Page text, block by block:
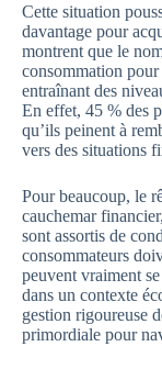
Cette situation
davantage pour
montrent que le
consommation
entraînant des
En effet, 45 % des
qu’ils peinent à
vers des situations
Pour beaucoup, le
cauchemar
sont assortis de
consommateurs
peuvent vraiment
dans un contexte
gestion rigoureuse
primordiale pour